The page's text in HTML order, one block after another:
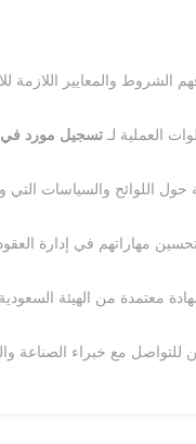
الشروط والمعايير اللازمة
العملية لـ تسجيل مورد في
اللوائح والسياسات التي
مهاراتهم في إدارة
معتمدة من الهيئة
مع خبراء الصناعة